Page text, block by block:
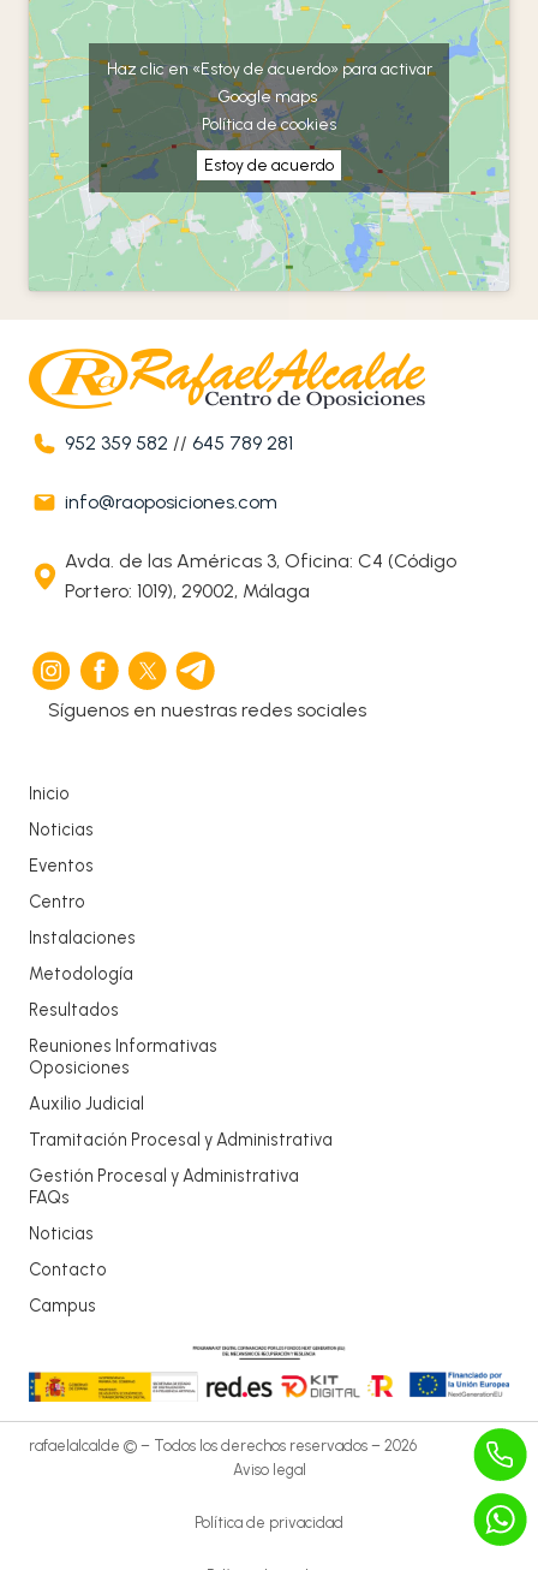
Haz clic en «Estoy de acuerdo» para activar
Google maps
Política de cookies
Estoy de acuerdo
952 359 582 //645 789 281
info@raoposiciones.com
Avda. de las Américas 3, Oficina: C4 (Código
Portero: 1019), 29002, Málaga
Síguenos en nuestras redes sociales
Inicio
Noticias
Eventos
Centro
Instalaciones
Metodología
Resultados
Reuniones Informativas
Oposiciones
Auxilio Judicial
Tramitación Procesal y Administrativa
Gestión Procesal y Administrativa
FAQs
Noticias
Contacto
Campus
rafaelalcalde © – Todos los derechos reservados – 2026
Aviso legal
Política de privacidad